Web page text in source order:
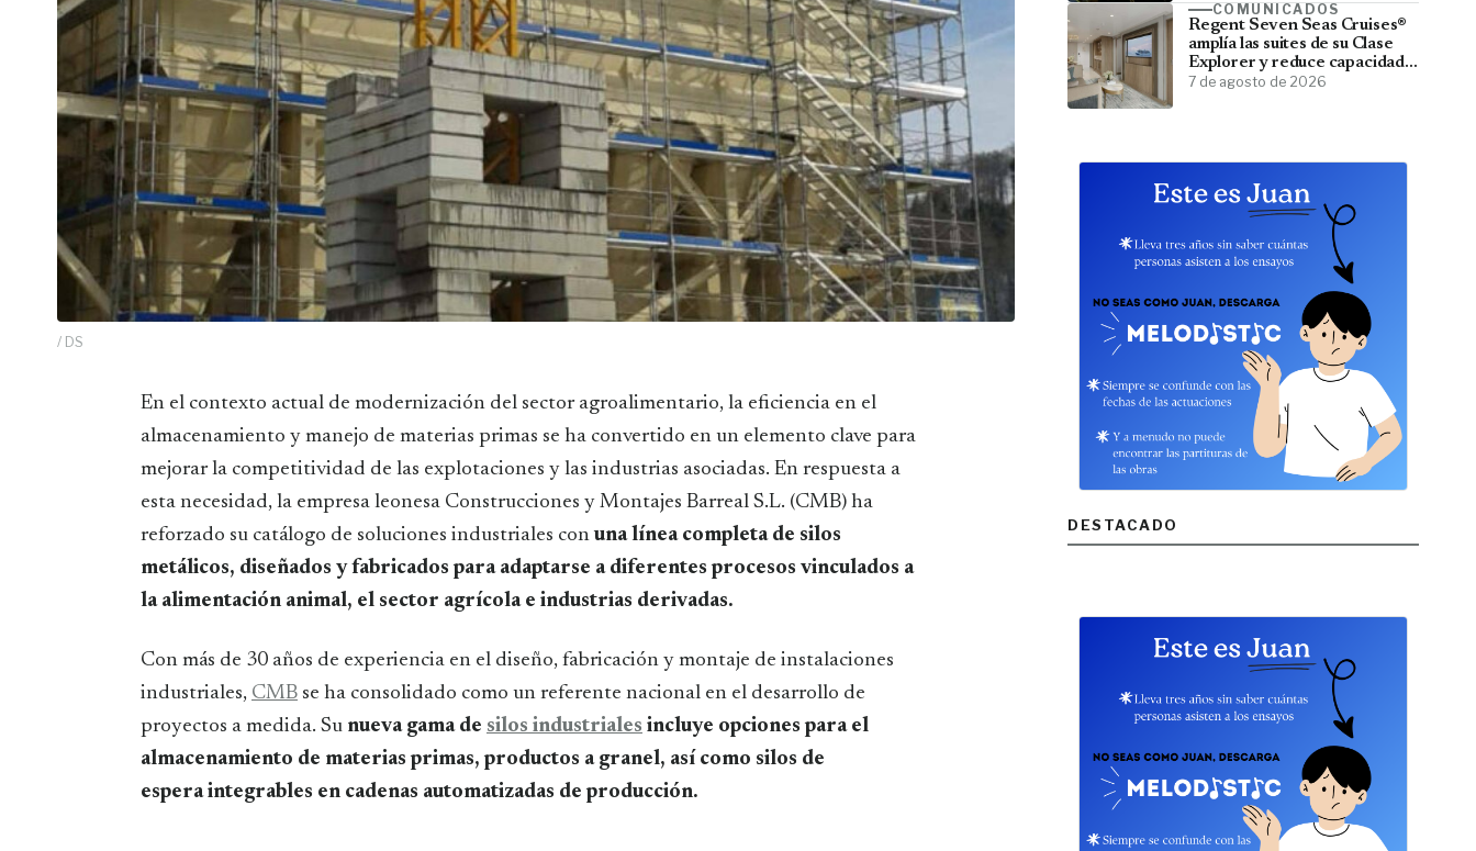
/ DS
En el contexto actual de modernización del sector agroalimentario, la eficiencia en el
almacenamiento y manejo de materias primas se ha convertido en un elemento clave para
mejorar la competitividad de las explotaciones y las industrias asociadas. En respuesta a
esta necesidad, la empresa leonesa Construcciones y Montajes Barreal S.L. (CMB) ha
reforzado su catálogo de soluciones industriales conuna línea completa de silos
metálicos, diseñados y fabricados para adaptarse a diferentes procesos vinculados a
la alimentación animal, el sector agrícola e industrias derivadas.
Con más de 30 años de experiencia en el diseño, fabricación y montaje de instalaciones
industriales, CMB se ha consolidado como un referente nacional en el desarrollo de
proyectos a medida. Su nueva gama de silos industriales incluye opciones para el
almacenamiento de materias primas, productos a granel, así como silos de
espera integrables en cadenas automatizadas de producción.
COMUNICADOS
Regent Seven Seas Cruises®
amplía las suites de su Clase
Explorer y reduce capacidad;
menos pasajeros, más espacio
7 de agosto de 2026
DESTACADO